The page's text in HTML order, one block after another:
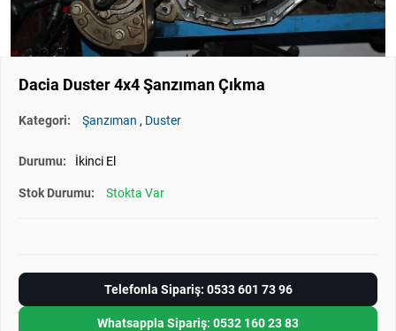
Dacia Duster 4x4 Şanzıman Çıkma
Kategori: Şanzıman , Duster
Durumu: İkinci El
Stok Durumu: Stokta Var
Telefonla Sipariş: 0533 601 73 96
Whatsappla Sipariş: 0532 160 23 83